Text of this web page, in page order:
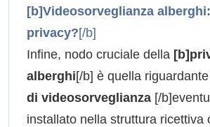
[b]Videosorveglianza
privacy?[/b]
Infine, nodo cruciale della
alberghi[/b] è quella
di videosorveglianza [/
installato nella struttura ricettiva